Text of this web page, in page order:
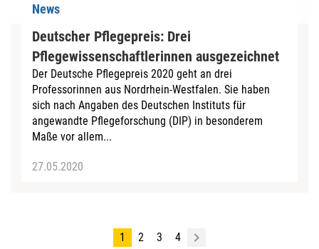
News
Deutscher Pflegepreis: Drei
Pflegewissenschaftlerinnen ausgezeichnet
Der Deutsche Pflegepreis 2020 geht an drei
Professorinnen aus Nordrhein-Westfalen. Sie haben
sich nach Angaben des Deutschen Instituts für
angewandte Pflegeforschung (DIP) in besonderem
Maße vor allem...
27.05.2020
1 2 3 4